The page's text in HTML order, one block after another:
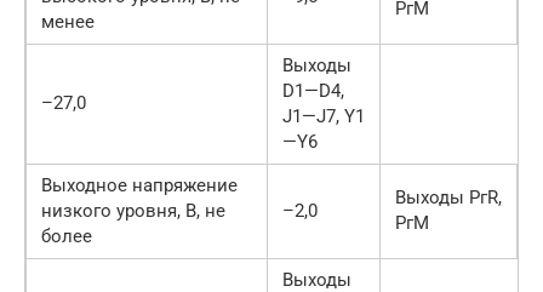
менее
РгM
–27,0
Выходы
D1—D4,
J1—J7, Y1
—Y6
Выходное напряжение
низкого уровня, В, не
более
–2,0
Выходы РгR,
РгM
Выходы